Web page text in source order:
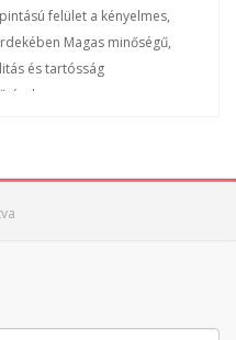
felület a kényelmes,
Magas minőségű,
és tartósság
a
Párhuzamos vezető
meg Technikai
(mm) 20 Vágási
45°-ban (mm) 45